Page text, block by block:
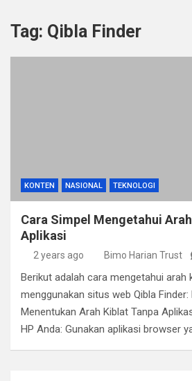
Tag: Qibla Finder
KONTEN NASIONAL TEKNOLOGI
Cara Simpel Mengetahui
Aplikasi
2 years ago Bimo Harian Trust
Berikut adalah cara mengetahui arah
menggunakan situs web Qibla
Menentukan Arah Kiblat Tanpa
HP Anda: Gunakan aplikasi browser